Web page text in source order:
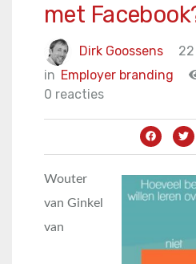
met
Dirk Goossens
in Employer branding
0 reacties
Wouter
van Ginkel
van